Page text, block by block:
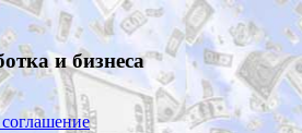
и бизнеса